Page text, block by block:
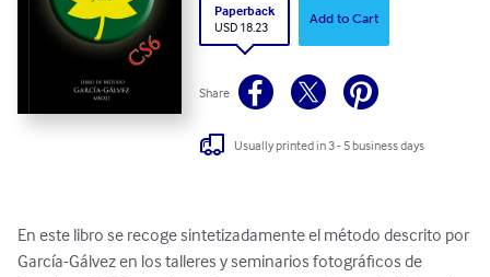
Paperback
USD 18.23
Add to Cart
Share
Usually printed in 3 - 5 business days
En este libro se recoge sintetizadamente el método descrito por
García-Gálvez en los talleres y seminarios fotográficos de